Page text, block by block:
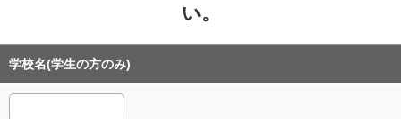
い。
学校名(学生の方のみ)